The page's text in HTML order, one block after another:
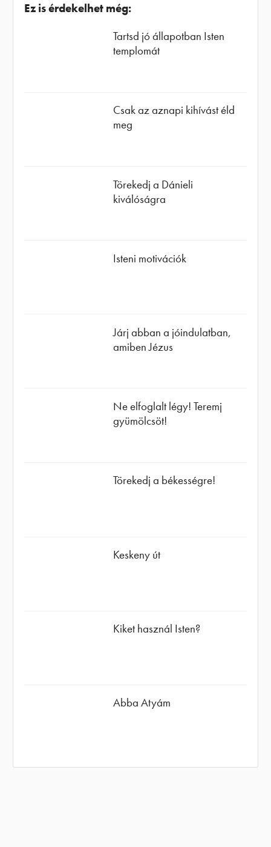
Ez is érdekelhet még:
Tartsd jó állapotban Isten
templomát
Csak az aznapi kihívást éld
meg
Törekedj a Dánieli
kiválóságra
Isteni motivációk
Járj abban a jóindulatban,
amiben Jézus
Ne elfoglalt légy! Teremj
gyümölcsöt!
Törekedj a békességre!
Keskeny út
Kiket használ Isten?
Abba Atyám